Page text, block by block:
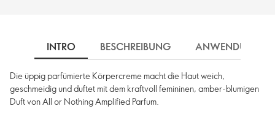
INTRO BESCHREIBUNG ANWENDUNG
Die üppig parfümierte Körpercreme macht die Haut weich,
geschmeidig und duftet mit dem kraftvoll femininen, amber-blumigen
Duft von All or Nothing Amplified Parfum.